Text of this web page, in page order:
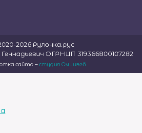
2026 Рулонка.рус
ОГРНИП 319366800107282
сайта –студия Омнивеб